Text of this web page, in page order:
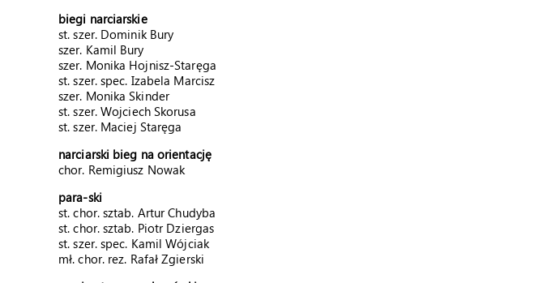
biegi narciarskie
st. szer. Dominik Bury
szer. Kamil Bury
szer. Monika Hojnisz-Staręga
st. szer. spec. Izabela Marcisz
szer. Monika Skinder
st. szer. Wojciech Skorusa
st. szer. Maciej Staręga
narciarski bieg na orientację
chor. Remigiusz Nowak
para-ski
st. chor. sztab. Artur Chudyba
st. chor. sztab. Piotr Dziergas
st. szer. spec. Kamil Wójciak
mł. chor. rez. Rafał Zgierski